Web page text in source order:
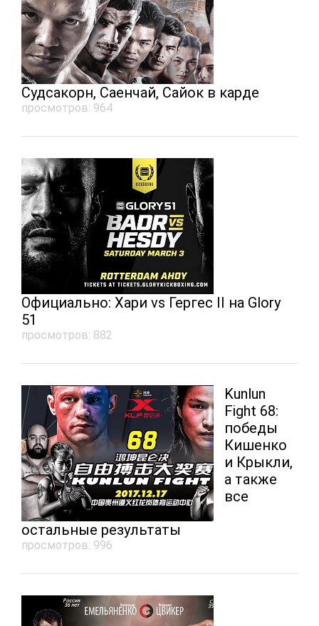
Судсакорн, Саенчай, Сайок в карде
просмотров: 964
Официально: Хари vs Гергес II на Glory
51
просмотров: 882
Kunlun
Fight 68:
победы
Кишенко
и Крыкли,
а также
все
остальные результаты
просмотров: 996